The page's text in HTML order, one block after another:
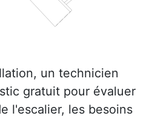
un technicien
gratuit pour évaluer
l'escalier, les besoins